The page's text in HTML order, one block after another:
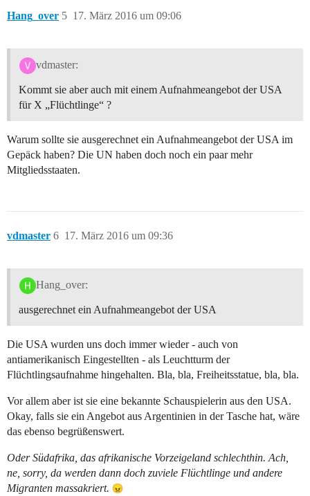
Hang_over 17. März 2016 um 09:06
5
vdmaster:
Kommt sie aber auch mit einem Aufnahmeangebot der USA
für X „Flüchtlinge“ ?
Warum sollte sie ausgerechnet ein Aufnahmeangebot der USA im
Gepäck haben? Die UN haben doch noch ein paar mehr
Mitgliedsstaaten.
vdmaster 17. März 2016 um 09:36
6
Hang_over:
ausgerechnet ein Aufnahmeangebot der USA
Die USA wurden uns doch immer wieder - auch von
antiamerikanisch Eingestellten - als Leuchtturm der
Flüchtlingsaufnahme hingehalten. Bla, bla, Freiheitsstatue, bla, bla.
Vor allem aber ist sie eine bekannte Schauspielerin aus den USA.
Okay, falls sie ein Angebot aus Argentinien in der Tasche hat, wäre
das ebenso begrüßenswert.
Oder Südafrika, das afrikanische Vorzeigeland schlechthin. Ach,
ne, sorry, da werden dann doch zuviele Flüchtlinge und andere
Migranten massakriert.